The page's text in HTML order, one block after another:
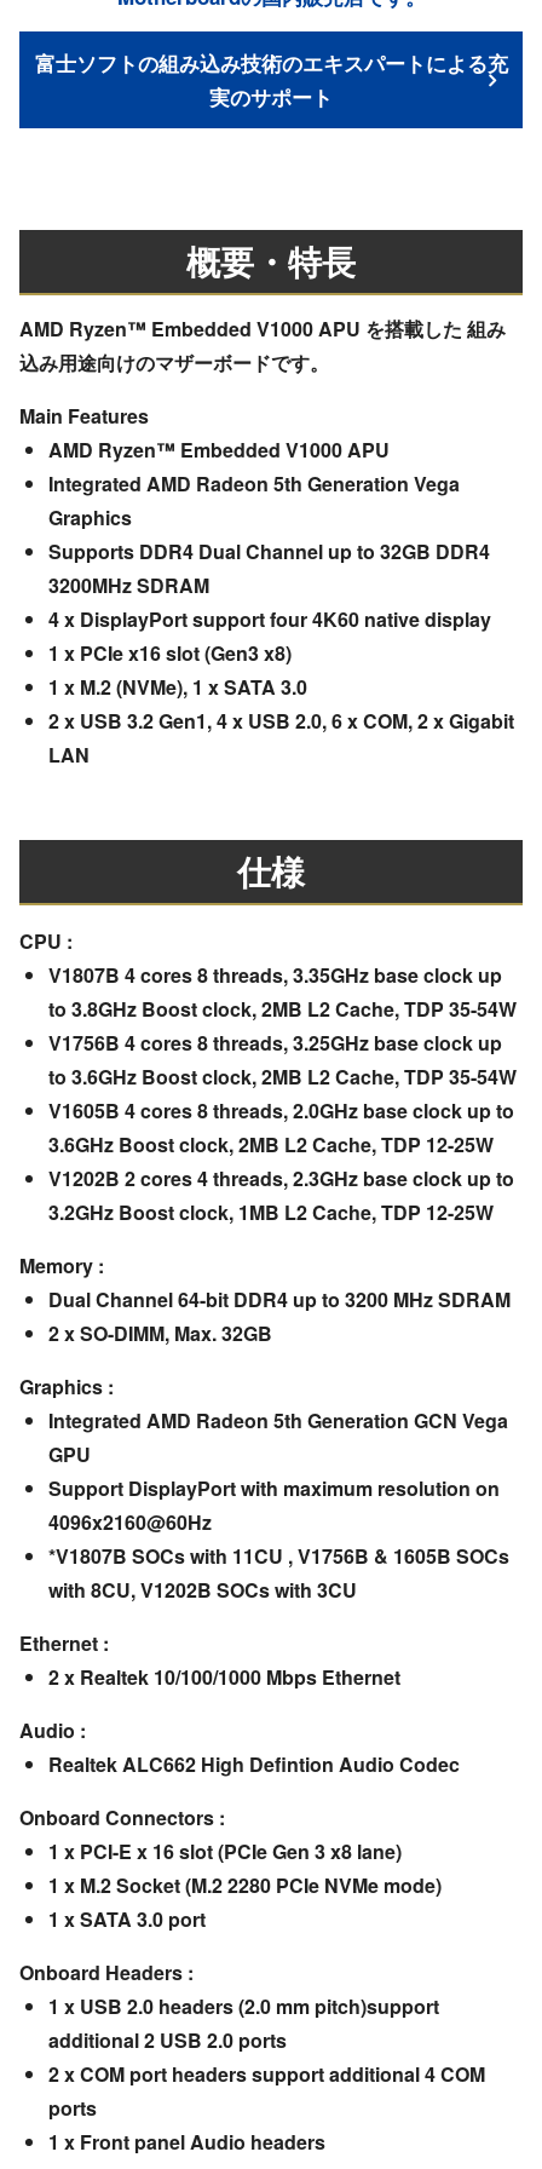
富士ソフトの組み込み技術のエキスパートによる充
実のサポート
概要・特長
AMD Ryzen™ Embedded V1000 APU を搭載した 組み
込み用途向けのマザーボードです。
Main Features
AMD Ryzen™ Embedded V1000 APU
Integrated AMD Radeon 5th Generation Vega
Graphics
Supports DDR4 Dual Channel up to 32GB DDR4
3200MHz SDRAM
4 x DisplayPort support four 4K60 native display
1 x PCIe x16 slot (Gen3 x8)
1 x M.2 (NVMe), 1 x SATA 3.0
2 x USB 3.2 Gen1, 4 x USB 2.0, 6 x COM, 2 x Gigabit
LAN
仕様
CPU :
V1807B 4 cores 8 threads, 3.35GHz base clock up
to 3.8GHz Boost clock, 2MB L2 Cache, TDP 35-54W
V1756B 4 cores 8 threads, 3.25GHz base clock up
to 3.6GHz Boost clock, 2MB L2 Cache, TDP 35-54W
V1605B 4 cores 8 threads, 2.0GHz base clock up to
3.6GHz Boost clock, 2MB L2 Cache, TDP 12-25W
V1202B 2 cores 4 threads, 2.3GHz base clock up to
3.2GHz Boost clock, 1MB L2 Cache, TDP 12-25W
Memory :
Dual Channel 64-bit DDR4 up to 3200 MHz SDRAM
2 x SO-DIMM, Max. 32GB
Graphics :
Integrated AMD Radeon 5th Generation GCN Vega
GPU
Support DisplayPort with maximum resolution on
4096x2160@60Hz
*V1807B SOCs with 11CU , V1756B & 1605B SOCs
with 8CU, V1202B SOCs with 3CU
Ethernet :
2 x Realtek 10/100/1000 Mbps Ethernet
Audio :
Realtek ALC662 High Defintion Audio Codec
Onboard Connectors :
1 x PCI-E x 16 slot (PCIe Gen 3 x8 lane)
1 x M.2 Socket (M.2 2280 PCIe NVMe mode)
1 x SATA 3.0 port
Onboard Headers :
1 x USB 2.0 headers (2.0 mm pitch)support
additional 2 USB 2.0 ports
2 x COM port headers support additional 4 COM
ports
1 x Front panel Audio headers